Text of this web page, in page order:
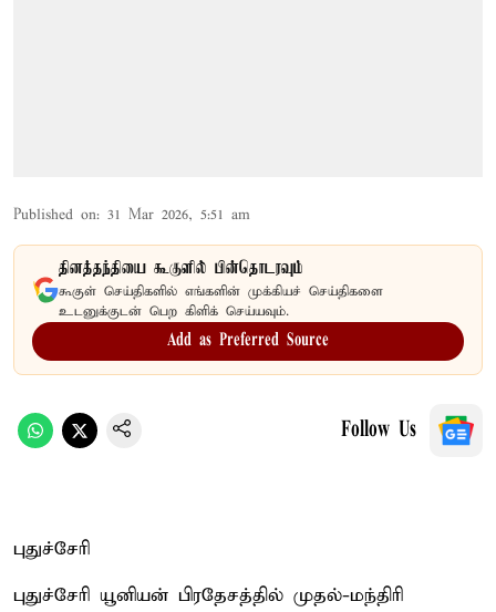
Published on: 31 Mar 2026, 5:51 am
தினத்தந்தியை கூகுளில் பின்தொடரவும்
கூகுள் செய்திகளில் எங்களின் முக்கியச் செய்திகளை
உடனுக்குடன் பெற கிளிக் செய்யவும்.
Add as Preferred Source
Follow Us
புதுச்சேரி
புதுச்சேரி யூனியன் பிரதேசத்தில் முதல்-மந்திரி